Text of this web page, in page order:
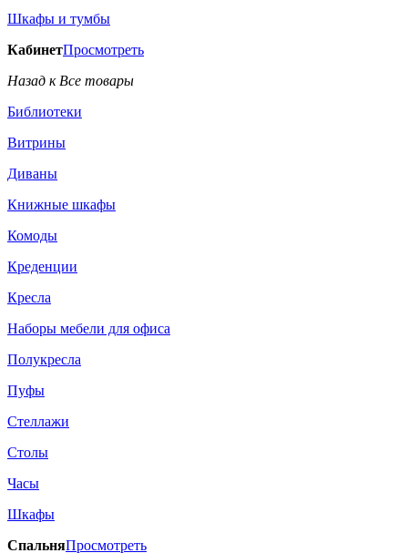
Шкафы и тумбы
КабинетПросмотреть
Назад к Все товары
Библиотеки
Витрины
Диваны
Книжные шкафы
Комоды
Креденции
Кресла
Наборы мебели для офиса
Полукресла
Пуфы
Стеллажи
Столы
Часы
Шкафы
СпальняПросмотреть